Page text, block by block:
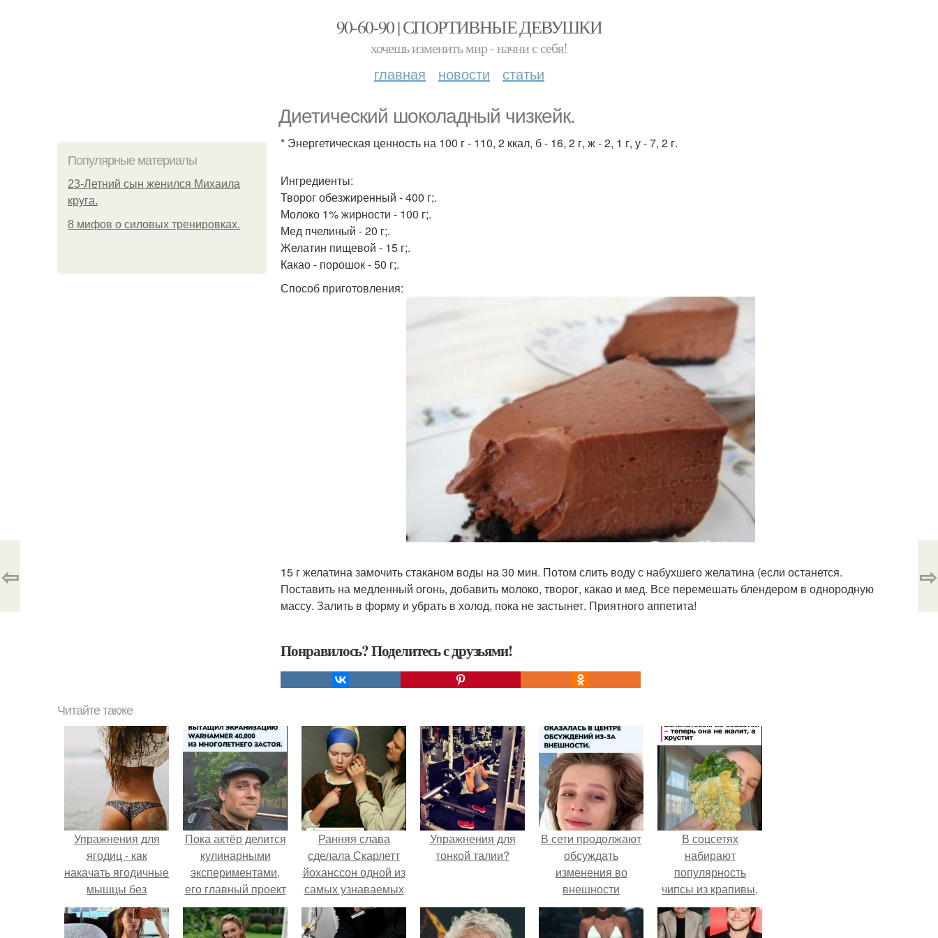
90-60-90 | СПОРТИВНЫЕ ДЕВУШКИ
хочешь изменить мир - начни с себя!
главная новости статьи
Диетический шоколадный чизкейк.
Популярные материалы
23-Летний сын женился Михаила
круга.
8 мифов о силовых тренировках.
* Энергетическая ценность на 100 г - 110, 2 ккал, б - 16, 2 г, ж - 2, 1 г, у - 7, 2 г.
Ингредиенты:
Творог обезжиренный - 400 г;.
Молоко 1% жирности - 100 г;.
Мед пчелиный - 20 г;.
Желатин пищевой - 15 г;.
Какао - порошок - 50 г;.
Способ приготовления:
15 г желатина замочить стаканом воды на 30 мин. Потом слить воду с набухшего желатина (если останется.
Поставить на медленный огонь, добавить молоко, творог, какао и мед. Все перемешать блендером в однородную
массу. Залить в форму и убрать в холод, пока не застынет. Приятного аппетита!
Понравилось? Поделитесь с друзьями!
⇦ ⇨
Читайте также
Упражнения для
ягодиц - как
накачать ягодичные
мышцы без
тренажёров?
Пока актёр делится
кулинарными
экспериментами,
его главный проект
сделал серьёзный
шаг вперёд.
Ранняя слава
сделала Скарлетт
йоханссон одной из
самых узнаваемых
актрис голливуда,
но за глянцевым
Упражнения для
тонкой талии?
В сети продолжают
обсуждать
изменения во
внешности
актрисы.
В соцсетях
набирают
популярность
чипсы из крапивы,
которые
пользователи в